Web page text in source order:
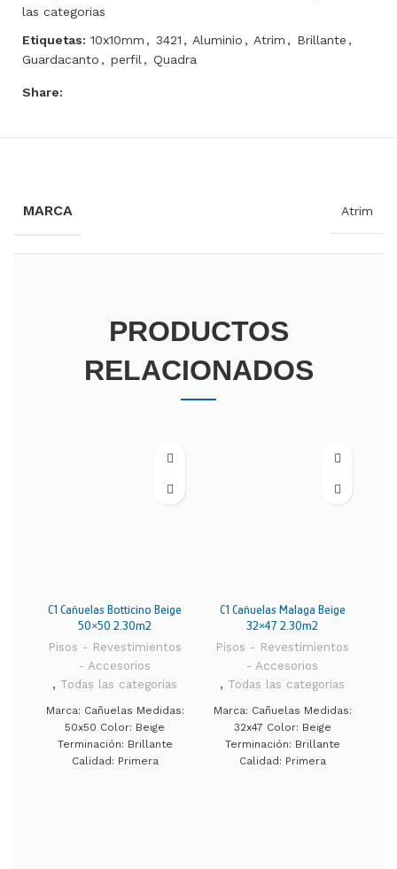
las categorias
Etiquetas: 10x10mm , 3421 , Aluminio , Atrim , Brillante ,
Guardacanto , perfil , Quadra
Share:
MARCA Atrim
PRODUCTOS
RELACIONADOS
C1 Cañuelas Botticino Beige
50×50 2.30m2
Pisos - Revestimientos
- Accesorios
, Todas las categorias
Marca: Cañuelas Medidas:
50x50 Color: Beige
Terminación: Brillante
Calidad: Primera
C1 Cañuelas Malaga Beige
32×47 2.30m2
Pisos - Revestimientos
- Accesorios
, Todas las categorias
Marca: Cañuelas Medidas:
32x47 Color: Beige
Terminación: Brillante
Calidad: Primera